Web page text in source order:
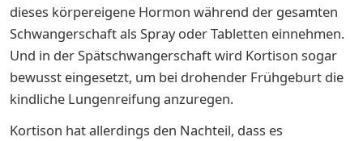
dieses körpereigene Hormon während der gesamten
Schwangerschaft als Spray oder Tabletten einnehmen.
Und in der Spätschwangerschaft wird Kortison sogar
bewusst eingesetzt, um bei drohender Frühgeburt die
kindliche Lungenreifung anzuregen.
Kortison hat allerdings den Nachteil, dass es